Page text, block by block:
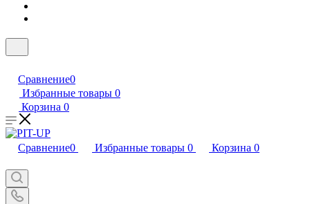
Сравнение0
Избранные товары 0
Корзина 0
Сравнение0 Избранные товары 0 Корзина 0